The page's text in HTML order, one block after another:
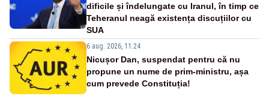
dificile și îndelungate cu Iranul, în timp ce
Teheranul neagă existența discuțiilor cu
SUA
6 aug. 2026, 11:24
Nicușor Dan, suspendat pentru că nu
propune un nume de prim-ministru, așa
cum prevede Constituția!